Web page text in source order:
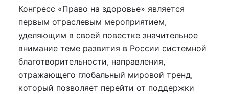
Конгресс «Право на здоровье» является
первым отраслевым мероприятием,
уделяющим в своей повестке значительное
внимание теме развития в России системной
благотворительности, направления,
отражающего глобальный мировой тренд,
который позволяет перейти от поддержки